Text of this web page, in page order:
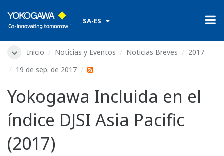
SA-ES
Inicio Noticias y Eventos Noticias Breves
2017
19 de sep. de 2017
Yokogawa Incluida en el
índice DJSI Asia Pacific
(2017)